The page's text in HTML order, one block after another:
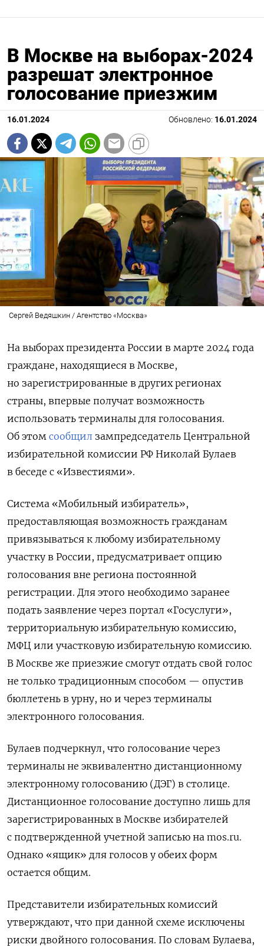
В Москве на выборах-2024
разрешат электронное
голосование приезжим
16.01.2024 Обновлено: 16.01.2024
Сергей Ведяшкин / Агентство «Москва»
На выборах президента России в марте 2024 года
граждане, находящиеся в Москве,
но зарегистрированные в других регионах
страны, впервые получат возможность
использовать терминалы для голосования.
Об этом сообщил зампредседатель Центральной
избирательной комиссии РФ Николай Булаев
в беседе с «Известиями».
Система «Мобильный избиратель»,
предоставляющая возможность гражданам
привязываться к любому избирательному
участку в России, предусматривает опцию
голосования вне региона постоянной
регистрации. Для этого необходимо заранее
подать заявление через портал «Госуслуги»,
территориальную избирательную комиссию,
МФЦ или участковую избирательную комиссию.
В Москве же приезжие смогут отдать свой голос
не только традиционным способом — опустив
бюллетень в урну, но и через терминалы
электронного голосования.
Булаев подчеркнул, что голосование через
терминалы не эквивалентно дистанционному
электронному голосованию (ДЭГ) в столице.
Дистанционное голосование доступно лишь для
зарегистрированных в Москве избирателей
с подтвержденной учетной записью на mos.ru.
Однако «ящик» для голосов у обеих форм
остается общим.
Представители избирательных комиссий
утверждают, что при данной схеме исключены
риски двойного голосования. По словам Булаева,